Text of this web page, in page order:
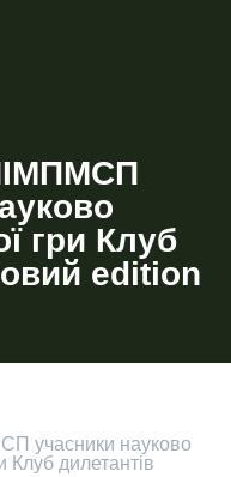
гри Клуб
edition
учасники науково
Клуб дилетантів